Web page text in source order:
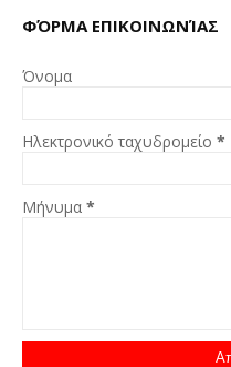
ΦΌΡΜΑ ΕΠΙΚΟΙΝΩΝΊΑΣ
Όνομα
Ηλεκτρονικό ταχυδρομείο *
Μήνυμα *